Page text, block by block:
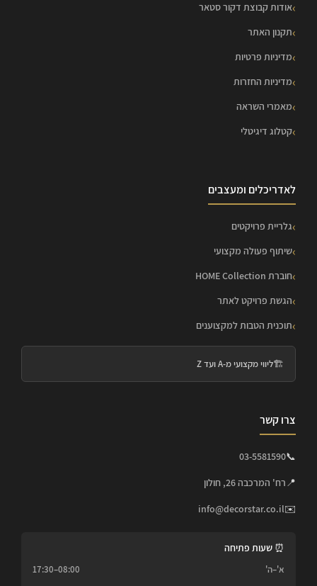
אודות קבוצת דקור סטאר
תקנון האתר
מדיניות פרטיות
מדיניות החזרות
מאמרי השראה
קטלוג דיגיטלי
לאדריכלים ומעצבים
גלריית פרויקטים
שיתוף פעולה מקצועי
חוברת HOME Collection
הגשת פרויקט לאתר
תוכנית הטבות למקצוענים
🏗️ליווי מקצועי מ-A ועד Z
צרו קשר
📞
03-5581590
📍רח' המרכבה 26, חולון
✉️
info@decorstar.co.il
⏰ שעות פתיחה
א'–ה'
08:00–17:30